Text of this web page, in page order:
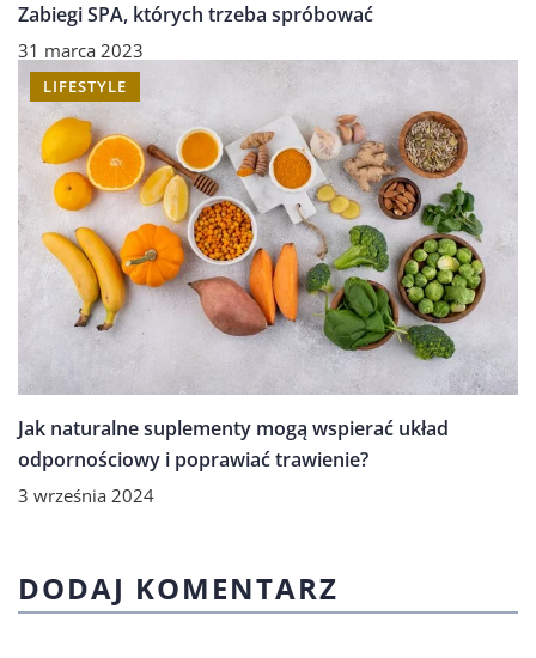
Zabiegi SPA, których trzeba spróbować
31 marca 2023
LIFESTYLE
Jak naturalne suplementy mogą wspierać układ
odpornościowy i poprawiać trawienie?
3 września 2024
DODAJ KOMENTARZ